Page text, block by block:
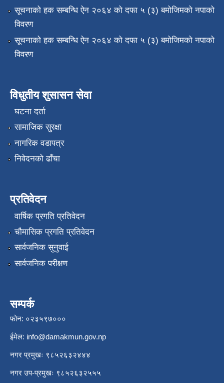
सूचनाको हक सम्बन्धि ऐन २०६४ को दफा ५ (३) बमोजिमको नपाको
विवरण
सूचनाको हक सम्बन्धि ऐन २०६४ को दफा ५ (३) बमोजिमको नपाको
विवरण
विधुतीय शुसासन सेवा
घटना दर्ता
सामाजिक सुरक्षा
नागरिक वडापत्र
निवेदनको ढाँचा
प्रतिवेदन
वार्षिक प्रगति प्रतिवेदन
चौमासिक प्रगति प्रतिवेदन
सार्वजनिक सुनुवाई
सार्वजनिक परीक्षण
सम्पर्क
फोन: ०२३५९७०००
ईमेल: info@damakmun.gov.np
नगर प्रमुखः ९८५२६३२४४४
नगर उप-प्रमुखः ९८५२६३२५५५